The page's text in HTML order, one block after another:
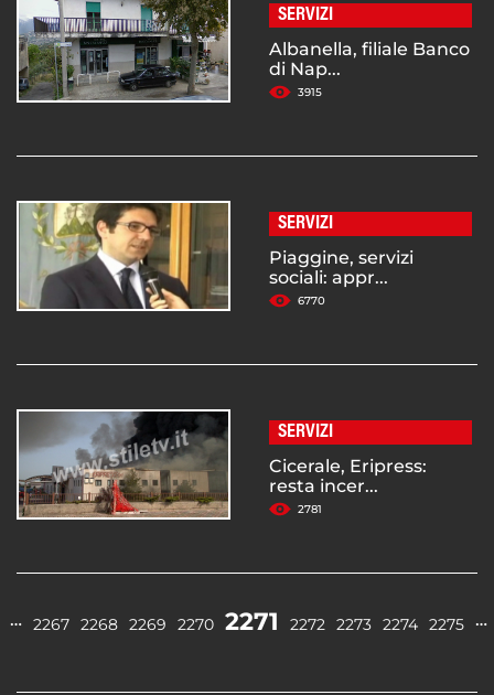
SERVIZI
Albanella, filiale Banco
di Nap...
3915
SERVIZI
Piaggine, servizi
sociali: appr...
6770
SERVIZI
Cicerale, Eripress:
resta incer...
2781
… 2267 2268 2269 2270 2271 2272 2273 2274 2275 …